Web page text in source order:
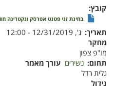
קובץ
בחינת זני פטנט אפרסק ונקטרינה חוות
תאריך ג', 12/31/2019 - 12:00
מחקר
מו"פ צפון
תחום נשירים עורך מאמר
גלית רדל
גידול